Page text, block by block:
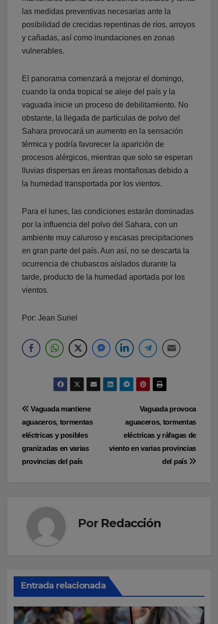
las medidas preventivas necesarias ante la
posibilidad de crecidas repentinas de ríos, arroyos
y cañadas, así como inundaciones en zonas
vulnerables.
El panorama comenzará a mejorar el domingo,
cuando la onda tropical se aleje del país y la
vaguada inicie un proceso de debilitamiento. No
obstante, la llegada de partículas de polvo del
Sahara provocará un aumento en la sensación
térmica y podría favorecer la aparición de
procesos alérgicos, mientras que solo se esperan
lluvias dispersas en áreas montañosas debido a
la humedad transportada por los vientos.
Para el lunes, las condiciones estarán dominadas
por la influencia del polvo del Sahara, con un
ambiente muy caluroso y escasas precipitaciones
en gran parte del país. Aun así, no se descarta la
ocurrencia de chubascos aislados durante la
tarde, producto de la humedad aportada por los
vientos.
Por: Jean Suriel
Navegación
de
entradas
Vaguada provoca
aguaceros, tormentas
eléctricas y ráfagas de
viento en varias provincias
del país
Vaguada mantiene
aguaceros, tormentas
eléctricas y posibles
granizadas en varias
provincias del país
Por Redacción
Entrada relacionada